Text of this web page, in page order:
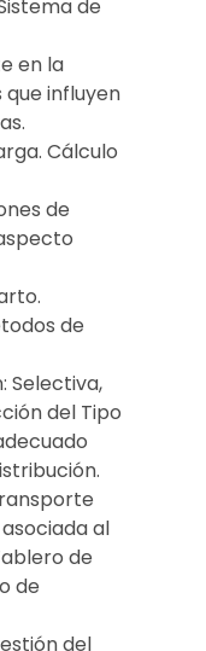
de
en la
influyen
Cálculo
de
de
Selectiva,
del Tipo
al
de
de
del